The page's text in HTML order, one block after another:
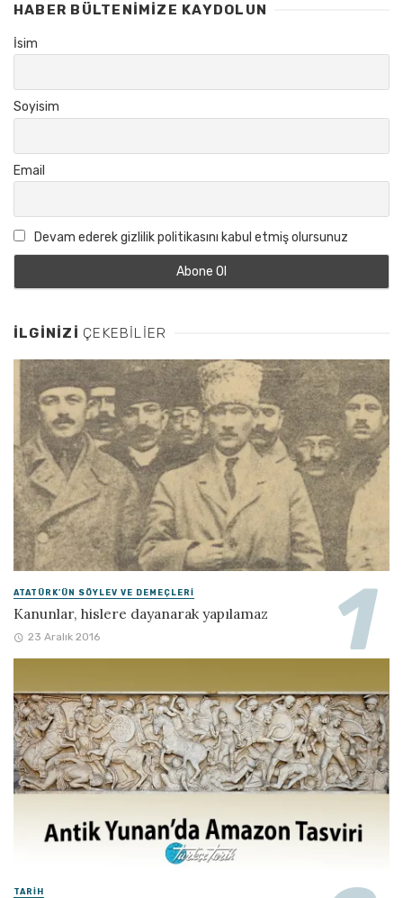
HABER BÜLTENIMIZE KAYDOLUN
İsim
Soyisim
Email
Devam ederek gizlilik politikasını kabul etmiş olursunuz
İLGINIZI ÇEKEBILIER
ATATÜRK'ÜN SÖYLEV VE DEMEÇLERI
Kanunlar, hislere dayanarak yapılamaz
23 Aralık 2016
TARIH